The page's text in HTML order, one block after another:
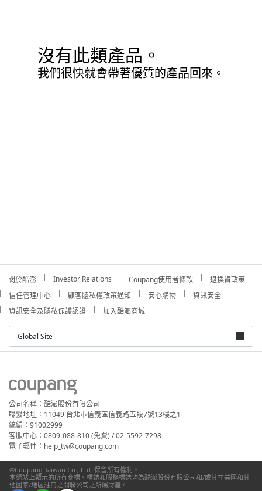
沒有此類產品。
我們很快就會帶著優質的產品回來。
關於酷澎 Investor Relations Coupang使用者條款
退換貨政策
信任管理中心
顧客隱私權政策通知 安心購物
資訊安全
資訊安全及隱私保護認證
加入酷澎商城
Global Site
公司名稱：酷澎股份有限公司
聯繫地址：11049 台北市信義區信義路五段7號13樓之1
統編：91002999
客服中心：0809-088-810 (免費) / 02-5592-7298
電子郵件：help_tw@coupang.com
©Coupang Taiwan Co., Ltd. 保留所有權利。
本網站上顯示的所有商標、標誌和服務標誌均為酷澎股份有限公司和/或其在美國和其
他國家/地區註冊之關聯公司之所屬財產。